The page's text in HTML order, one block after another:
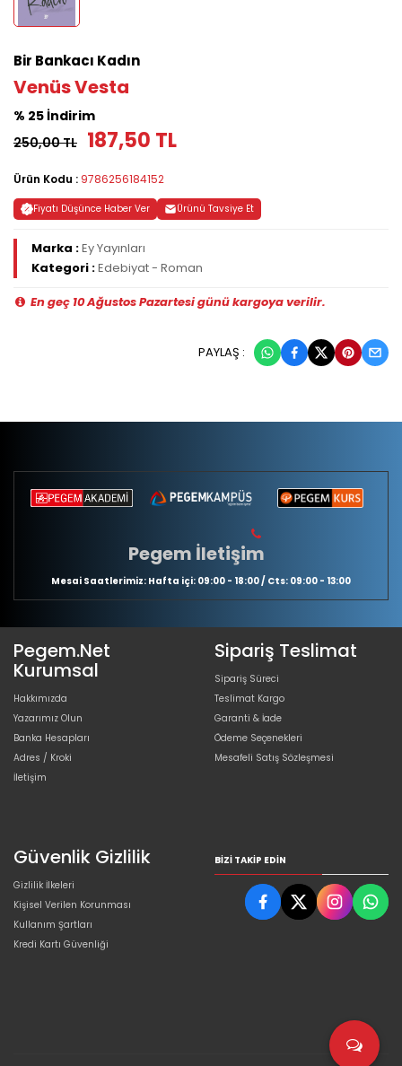
Bir Bankacı Kadın
Venüs Vesta
% 25 İndirim
250,00 TL 187,50 TL
Ürün Kodu : 9786256184152
Fiyatı Düşünce Haber Ver Ürünü Tavsiye Et
Marka :Ey Yayınları
Kategori :Edebiyat - Roman
En geç 10 Ağustos Pazartesi günü kargoya verilir.
PAYLAŞ :
Pegem İletişim
Mesai Saatlerimiz: Hafta içi: 09:00 - 18:00 / Cts: 09:00 - 13:00
Pegem.Net
Kurumsal
Hakkımızda
Yazarımız Olun
Banka Hesapları
Adres / Kroki
İletişim
Sipariş Teslimat
Sipariş Süreci
Teslimat Kargo
Garanti & İade
Ödeme Seçenekleri
Mesafeli Satış Sözleşmesi
Güvenlik Gizlilik
Gizlilik İlkeleri
Kişisel Verilen Korunması
Kullanım Şartları
Kredi Kartı Güvenliği
BIZI TAKIP EDIN